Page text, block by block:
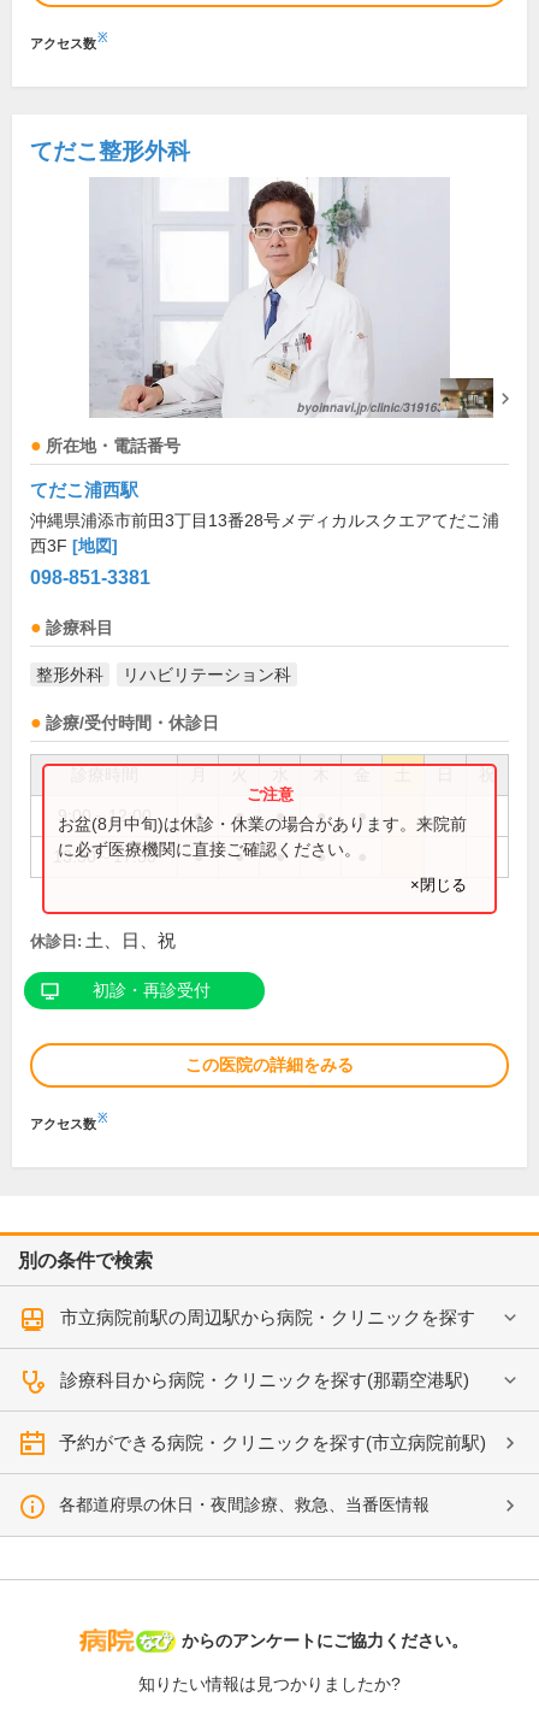
アクセス数※
てだこ整形外科
所在地・電話番号
てだこ浦西駅
沖縄県浦添市前田3丁目13番28号メディカルスクエアてだこ浦
西3F [地図]
098-851-3381
診療科目
整形外科 リハビリテーション科
診療/受付時間・休診日
祝
9:00～12:00 ● ● ● ● ●
13:30～17:30 ● ● ● ●
お盆(8月中旬)は休診・休業の場合があります。来院前
に必ず医療機関に直接ご確認ください。
×閉じる
休診日: 土、日、祝
初診・再診受付
この医院の詳細をみる
アクセス数※
別の条件で検索
市立病院前駅の周辺駅から病院・クリニックを探す
診療科目から病院・クリニックを探す(那覇空港駅)
予約ができる病院・クリニックを探す(市立病院前駅)
各都道府県の休日・夜間診療、救急、当番医情報
病院なび
からのアンケートにご協力ください。
知りたい情報は見つかりましたか?